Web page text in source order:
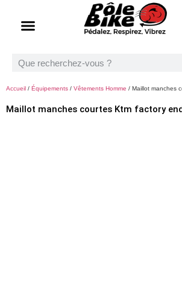
Accueil / Équipements / Vêtements Homme / Maillot manches
Maillot manches courtes Ktm factory